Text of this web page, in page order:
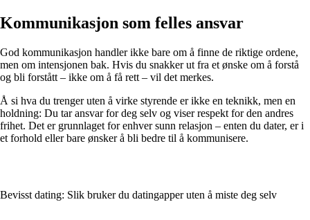
Kommunikasjon som felles ansvar
God kommunikasjon handler ikke bare om å finne de riktige ordene,
men om intensjonen bak. Hvis du snakker ut fra et ønske om å forstå
og bli forstått – ikke om å få rett – vil det merkes.
Å si hva du trenger uten å virke styrende er ikke en teknikk, men en
holdning: Du tar ansvar for deg selv og viser respekt for den andres
frihet. Det er grunnlaget for enhver sunn relasjon – enten du dater, er i
et forhold eller bare ønsker å bli bedre til å kommunisere.
Bevisst dating: Slik bruker du datingapper uten å miste deg selv